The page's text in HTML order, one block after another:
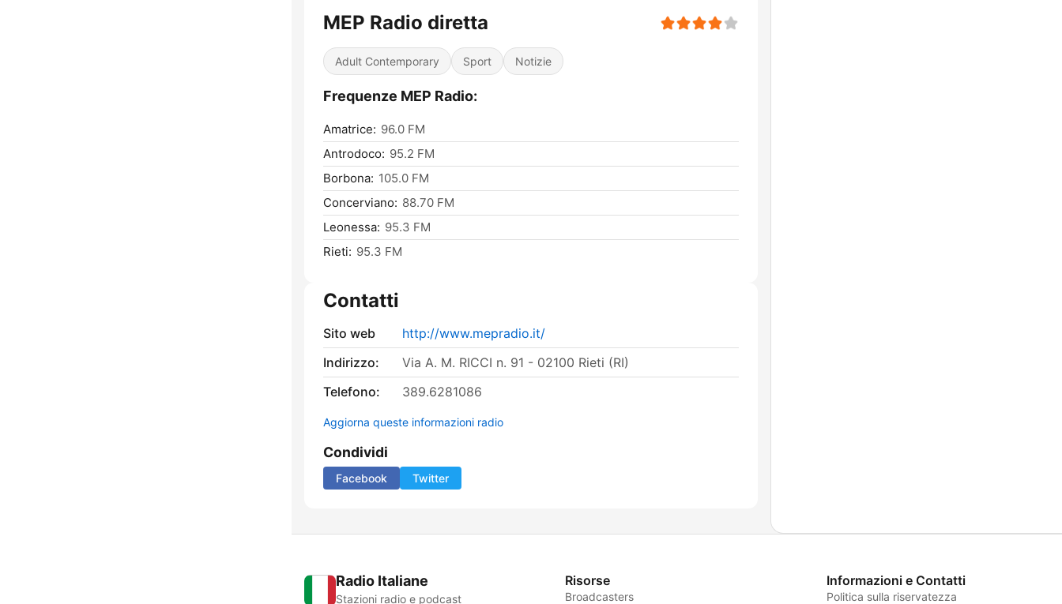
MEP Radio diretta
Adult Contemporary Sport Notizie
Frequenze MEP Radio:
Amatrice: 96.0 FM
Antrodoco: 95.2 FM
Borbona: 105.0 FM
Concerviano: 88.70 FM
Leonessa: 95.3 FM
Rieti: 95.3 FM
Contatti
Sito web
http://www.mepradio.it/
Indirizzo:
Via A. M. RICCI n. 91 - 02100 Rieti (RI)
Telefono:
389.6281086
Aggiorna queste informazioni radio
Condividi
Facebook Twitter
Radio Italiane
Stazioni radio e podcast
Risorse
Broadcasters
Informazioni e Contatti
Politica sulla riservatezza